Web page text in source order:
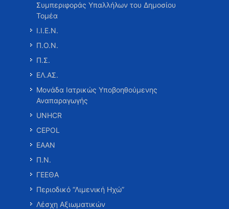
Συμπεριφοράς Υπαλλήλων του Δημοσίου
Τομέα
Ι.Ι.Ε.Ν.
Π.Ο.Ν.
Π.Σ.
ΕΛ.ΑΣ.
Μονάδα Ιατρικώς Υποβοηθούμενης
Αναπαραγωγής
UNHCR
CEPOL
ΕΑΑΝ
Π.Ν.
ΓΕΕΘΑ
Περιοδικό “Λιμενική Ηχώ”
Λέσχη Αξιωματικών